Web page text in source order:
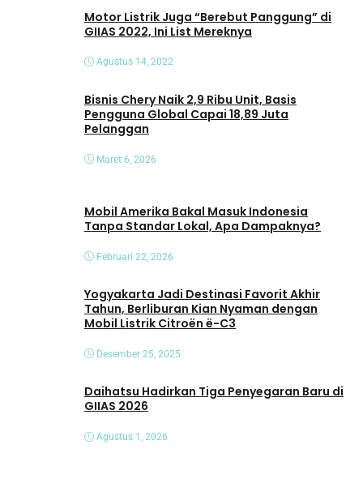
Motor Listrik Juga “Berebut Panggung” di
GIIAS 2022, Ini List Mereknya
Agustus 14, 2022
Bisnis Chery Naik 2,9 Ribu Unit, Basis
Pengguna Global Capai 18,89 Juta
Pelanggan
Maret 6, 2026
Mobil Amerika Bakal Masuk Indonesia
Tanpa Standar Lokal, Apa Dampaknya?
Februari 22, 2026
Yogyakarta Jadi Destinasi Favorit Akhir
Tahun, Berliburan Kian Nyaman dengan
Mobil Listrik Citroën ë-C3
Desember 25, 2025
Daihatsu Hadirkan Tiga Penyegaran Baru di
GIIAS 2026
Agustus 1, 2026